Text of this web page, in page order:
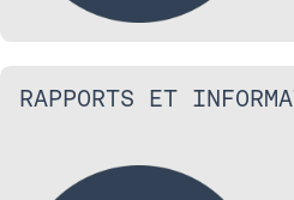
RAPPORTS ET